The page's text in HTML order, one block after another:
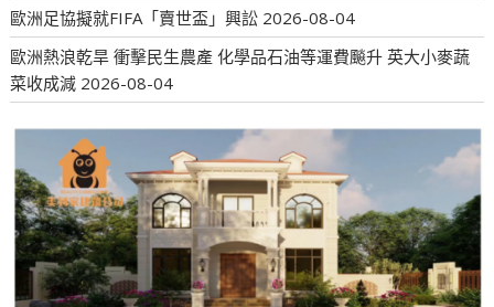
歐洲足協擬就FIFA「賣世盃」興訟 2026-08-04
歐洲熱浪乾旱 衝擊民生農產 化學品石油等運費飈升 英大小麥蔬
菜收成減 2026-08-04